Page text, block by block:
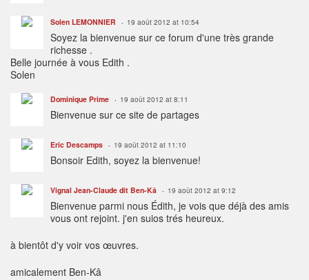
Solen LEMONNIER 19 août 2012 at 10:54
Soyez la bienvenue sur ce forum d'une très grande
richesse .
Belle journée à vous Edith .
Solen
Dominique Prime 19 août 2012 at 8:11
Bienvenue sur ce site de partages
Eric Descamps 19 août 2012 at 11:10
Bonsoir Edith, soyez la bienvenue!
Vignal Jean-Claude dit Ben-Kâ 19 août 2012 at 9:12
Bienvenue parmi nous Édith, je vois que déjà des amis
vous ont rejoint. j'en suios trés heureux.
à bientôt d'y voir vos œuvres.
amicalement Ben-Kâ